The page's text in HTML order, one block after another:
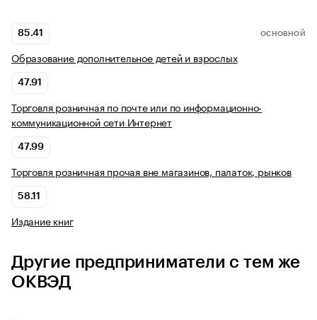
85.41 ОСНОВНОЙ
Образование дополнительное детей и взрослых
47.91
Торговля розничная по почте или по информационно-
коммуникационной сети Интернет
47.99
Торговля розничная прочая вне магазинов, палаток, рынков
58.11
Издание книг
Другие предприниматели с тем же
ОКВЭД